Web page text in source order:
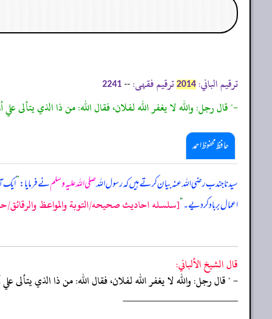
ترقیم الباني: 2014 ترقیم فقہی: --
2241
-" قال رجل: والله لا يغفر الله لفلان، فقال الله: من ذا الذي
حافظ محفوظ احمد
سیدنا جندب رضی اللہ عنہ بیان کرتے ہیں کہ رسول اللہصلی اللہ علیہ وسلمنے فرمایا:”ایک
اعمال برباد کر دیے۔“[سلسله احاديث صحيحه/التوبة والمواعظ والرقائق/
قال الشيخ الألباني:
- " قال رجل: والله لا يغفر الله لفلان، فقال الله: من ذا الذي
‏‏‏‏_____________________